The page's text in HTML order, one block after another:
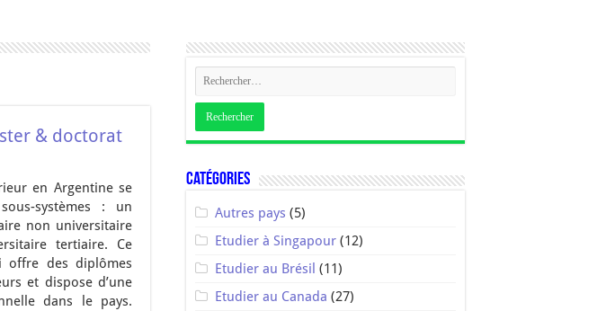
& doctorat
en Argentine se
systèmes : un
non universitaire
tertiaire. Ce
des diplômes
et dispose d’une
dans le pays.
Catégories
Autres pays (5)
Etudier à Singapour(12)
Etudier au Brésil (11)
Etudier au Canada (27)